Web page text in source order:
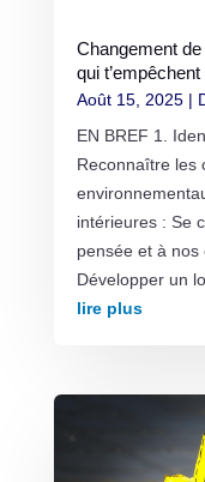
Changement
qui
Août 15, 2025|
EN BREF 1.
Reconnaître les
intérieures : Se
pensée et à nos
Développer un
lire plus